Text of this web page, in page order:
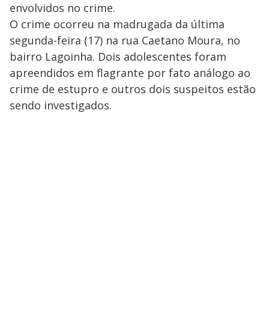
envolvidos no crime.
O crime ocorreu na madrugada da última
segunda-feira (17) na rua Caetano Moura, no
bairro Lagoinha. Dois adolescentes foram
apreendidos em flagrante por fato análogo ao
crime de estupro e outros dois suspeitos estão
sendo investigados.